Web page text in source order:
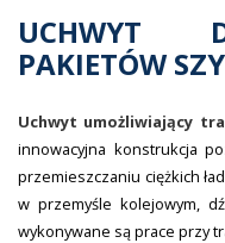
UCHWYT
PAKIETÓW
Uchwyt umożliwiający
innowacyjna konstrukcja
przemieszczaniu ciężkich
w przemyśle kolejowym,
wykonywane są prace przy